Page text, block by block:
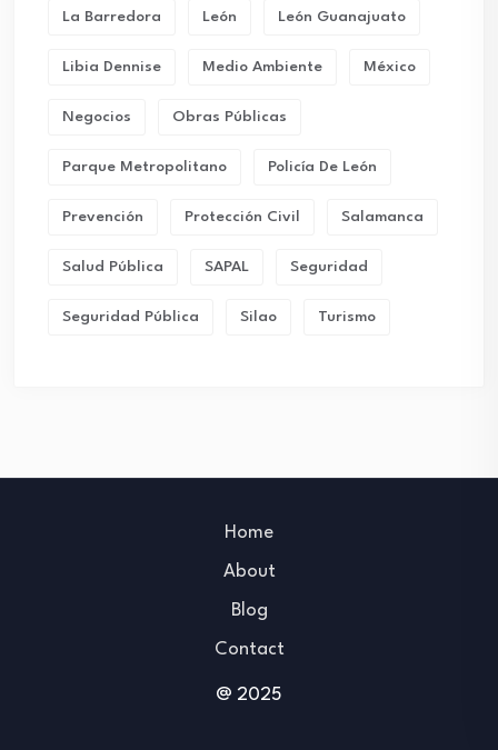
La Barredora León León Guanajuato
Libia Dennise Medio Ambiente México
Negocios Obras Públicas
Parque Metropolitano Policía De León
Prevención Protección Civil Salamanca
Salud Pública SAPAL Seguridad
Seguridad Pública Silao Turismo
@ 2025
Home
About
Blog
Contact